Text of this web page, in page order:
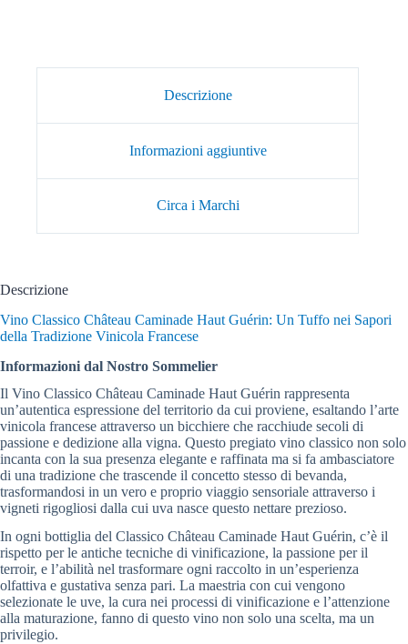
Descrizione
Informazioni aggiuntive
Circa i Marchi
Descrizione
Vino Classico Château Caminade Haut Guérin: Un Tuffo nei Sapori
della Tradizione Vinicola Francese
Informazioni dal Nostro Sommelier
Il Vino Classico Château Caminade Haut Guérin rappresenta
un’autentica espressione del territorio da cui proviene, esaltando l’arte
vinicola francese attraverso un bicchiere che racchiude secoli di
passione e dedizione alla vigna. Questo pregiato vino classico non solo
incanta con la sua presenza elegante e raffinata ma si fa ambasciatore
di una tradizione che trascende il concetto stesso di bevanda,
trasformandosi in un vero e proprio viaggio sensoriale attraverso i
vigneti rigogliosi dalla cui uva nasce questo nettare prezioso.
In ogni bottiglia del Classico Château Caminade Haut Guérin, c’è il
rispetto per le antiche tecniche di vinificazione, la passione per il
terroir, e l’abilità nel trasformare ogni raccolto in un’esperienza
olfattiva e gustativa senza pari. La maestria con cui vengono
selezionate le uve, la cura nei processi di vinificazione e l’attenzione
alla maturazione, fanno di questo vino non solo una scelta, ma un
privilegio.